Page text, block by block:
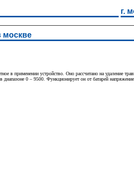
г.
москве
в применении устройство. Оно рассчитано на удаление
диапазоне 0 – 9500. Функционирует он от батарей